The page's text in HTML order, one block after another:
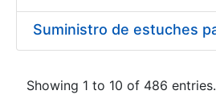
Showing 1 to 10 of 486 entries.